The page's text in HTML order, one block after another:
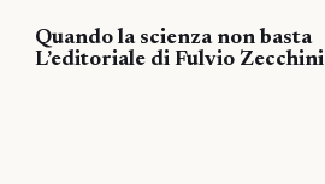
Quando la scienza non basta
L’editoriale di Fulvio Zecchini